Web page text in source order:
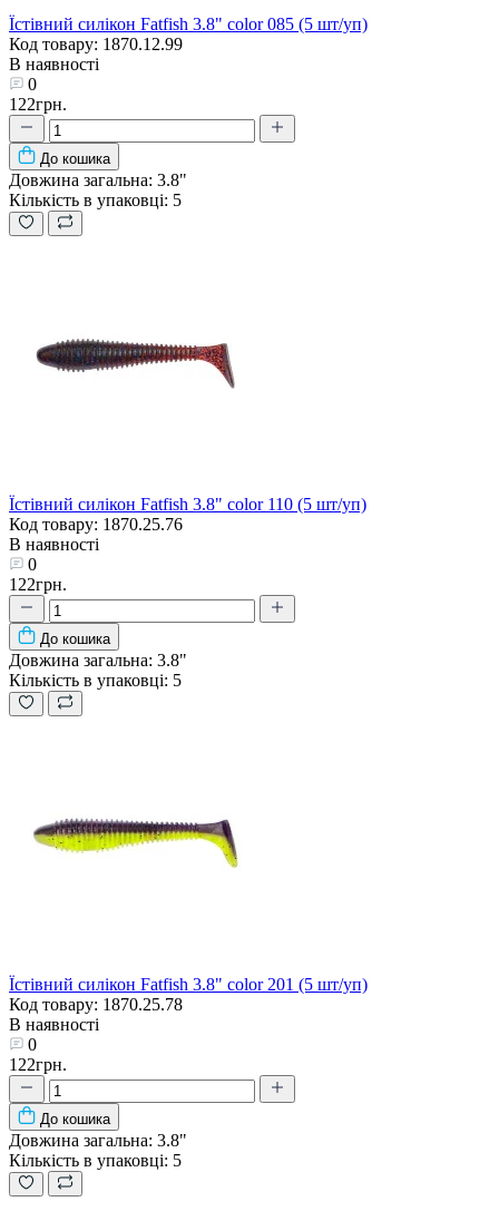
Їстівний силікон Fatfish 3.8" color 085 (5 шт/уп)
Код товару: 1870.12.99
В наявності
0
122грн.
До кошика
Довжина загальна: 3.8"
Кількість в упаковці: 5
Їстівний силікон Fatfish 3.8" color 110 (5 шт/уп)
Код товару: 1870.25.76
В наявності
0
122грн.
До кошика
Довжина загальна: 3.8"
Кількість в упаковці: 5
Їстівний силікон Fatfish 3.8" color 201 (5 шт/уп)
Код товару: 1870.25.78
В наявності
0
122грн.
До кошика
Довжина загальна: 3.8"
Кількість в упаковці: 5